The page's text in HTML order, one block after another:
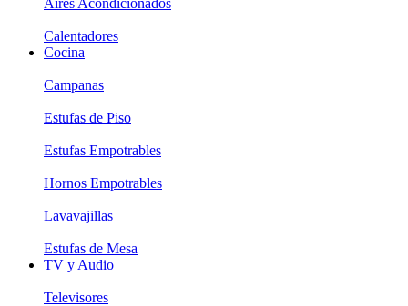
Calentadores
Cocina
Campanas
Estufas de Piso
Estufas Empotrables
Hornos Empotrables
Lavavajillas
Estufas de Mesa
TV y Audio
Televisores